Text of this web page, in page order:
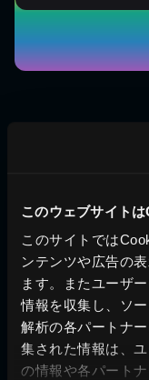
このウェブサイト
このサイトでは
ンテンツや広告の
ます。またユーザ
情報を収集し、ソ
解析の各パートナ
集された情報は、
の情報や各パート